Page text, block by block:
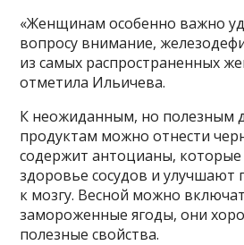
«Женщинам особенно важно
вопросу внимание,
из самых распространенных
отметила Ильичева.
К неожиданным, но полезным
продуктам можно отнести
содержит антоцианы,
здоровье сосудов и улучшают
к мозгу. Весной можно
замороженные ягоды, они
полезные свойства.